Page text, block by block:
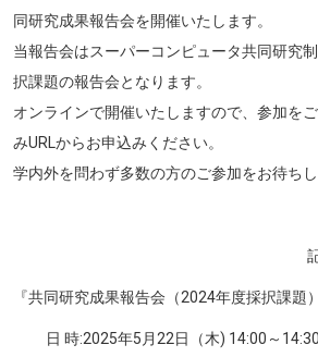
同研究成果報告会を開催いたします。
当報告会はスーパーコンピュータ共同研究
択課題の報告会となります。
オンラインで開催いたしますので、参加を
みURLからお申込みください。
学内外を問わず多数の方のご参加をお待ちし
『共同研究成果報告会（2024年度採択課題）
日 時:2025年5月22日（木) 14:00～14:30